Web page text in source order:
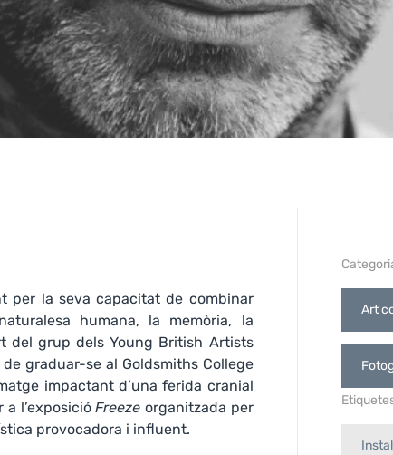
per la seva capacitat de combinar
humana, la memòria, la
del grup dels Young British Artists
graduar-se al Goldsmiths College
impactant d’una ferida cranial
a l’exposicióFreeze organitzada per
provocadora i influent.
Art